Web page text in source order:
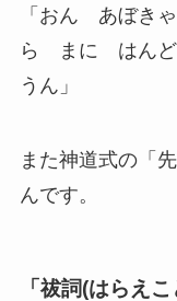
「おん あぼき
ら まに はん
うん」
また神道式の「
んです。
「祓詞(はらえこ